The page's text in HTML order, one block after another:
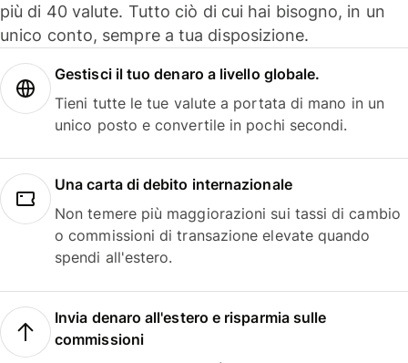
più di 40 valute. Tutto ciò di cui hai bisogno, in un
unico conto, sempre a tua disposizione.
Gestisci il tuo denaro a livello globale.
Tieni tutte le tue valute a portata di mano in un
unico posto e convertile in pochi secondi.
Una carta di debito internazionale
Non temere più maggiorazioni sui tassi di cambio
o commissioni di transazione elevate quando
spendi all'estero.
Invia denaro all'estero e risparmia sulle
commissioni